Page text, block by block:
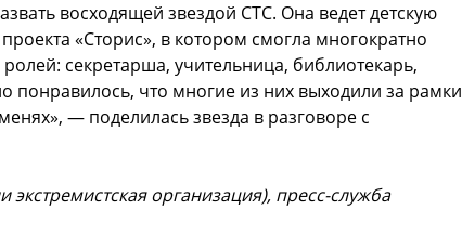
восходящей звездой СТС. Она ведет детскую
«Сторис», в котором смогла многократно
секретарша, учительница, библиотекарь,
понравилось, что многие из них выходили за рамки
— поделилась звезда в разговоре с
организация), пресс-служба